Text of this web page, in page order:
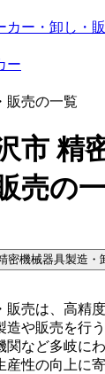
カー・卸し・
ー
販売の一覧
市 精
売の
密機械器具製造・
販売は、高精
造や販売を行
関など多岐に
性の向上に